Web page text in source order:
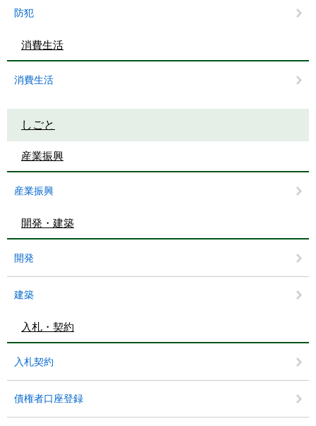
防犯
消費生活
消費生活
しごと
産業振興
産業振興
開発・建築
開発
建築
入札・契約
入札契約
債権者口座登録